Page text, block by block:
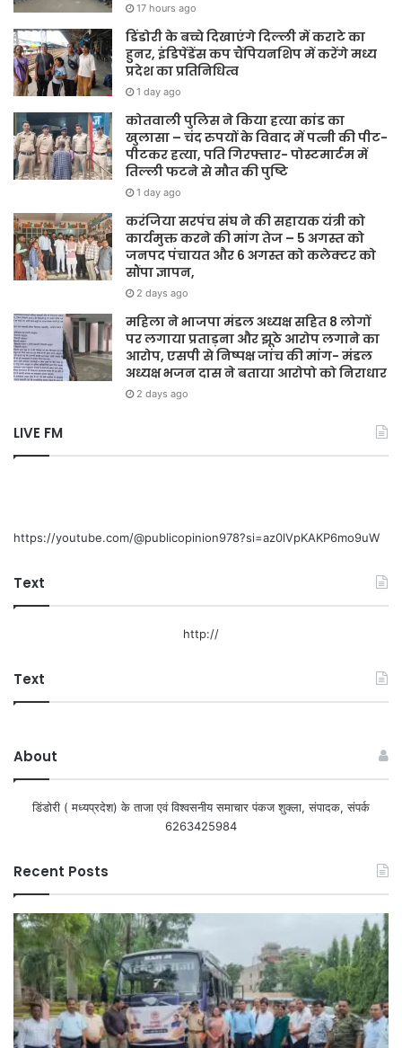
17 hours ago
डिंडोरी के बच्चे दिखाएंगे दिल्ली में कराटे का
हुनर, इंडिपेंडेंस कप चैंपियनशिप में करेंगे मध्य
प्रदेश का प्रतिनिधित्व
1 day ago
कोतवाली पुलिस ने किया हत्या कांड का
खुलासा – चंद रुपयों के विवाद में पत्नी की पीट-
पीटकर हत्या, पति गिरफ्तार- पोस्टमार्टम में
तिल्ली फटने से मौत की पुष्टि
1 day ago
करंजिया सरपंच संघ ने की सहायक यंत्री को
कार्यमुक्त करने की मांग तेज – 5 अगस्त को
जनपद पंचायत और 6 अगस्त को कलेक्टर को
सौंपा ज्ञापन,
2 days ago
महिला ने भाजपा मंडल अध्यक्ष सहित 8 लोगों
पर लगाया प्रताड़ना और झूठे आरोप लगाने का
आरोप, एसपी से निष्पक्ष जांच की मांग- मंडल
अध्यक्ष भजन दास ने बताया आरोपो को निराधार
2 days ago
LIVE FM
https://youtube.com/@publicopinion978?si=az0lVpKAKP6mo9uW
Text
http://
Text
About
डिंडोरी ( मध्यप्रदेश) के ताजा एवं विश्वसनीय समाचार पंकज शुक्ला, संपादक, संपर्क
6263425984
Recent Posts